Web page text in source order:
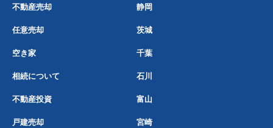
不動産売却 静岡
任意売却 茨城
空き家 千葉
相続について 石川
不動産投資 富山
戸建売却 宮崎